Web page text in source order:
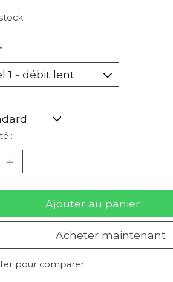
:
Ajouter au panier
Acheter maintenant
pour comparer